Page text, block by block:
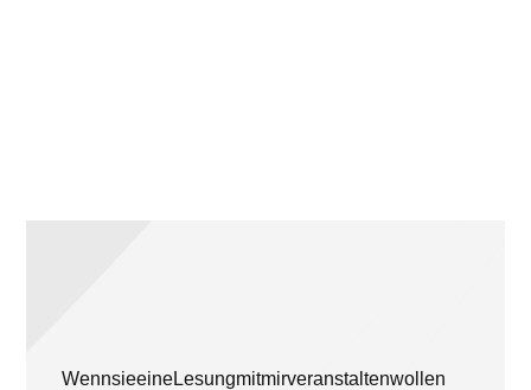
Wenn sie eine Lesung mit mir veranstalten wollen